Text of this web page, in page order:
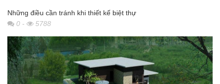
Những điều cần tránh khi thiết kế biệt thự
0 - 5788